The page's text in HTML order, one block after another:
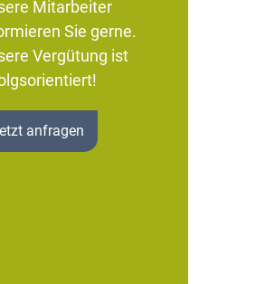
Mitarbeiter
Sie gerne.
Vergütung ist
anfragen